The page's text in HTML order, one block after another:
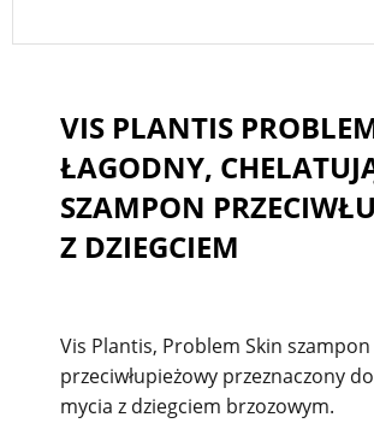
VIS PLANTIS
ŁAGODNY,
SZAMPON
Z DZIEGCIEM
Vis Plantis, Problem Skin szampon
przeciwłupieżowy przeznaczony
mycia z dziegciem brzozowym.